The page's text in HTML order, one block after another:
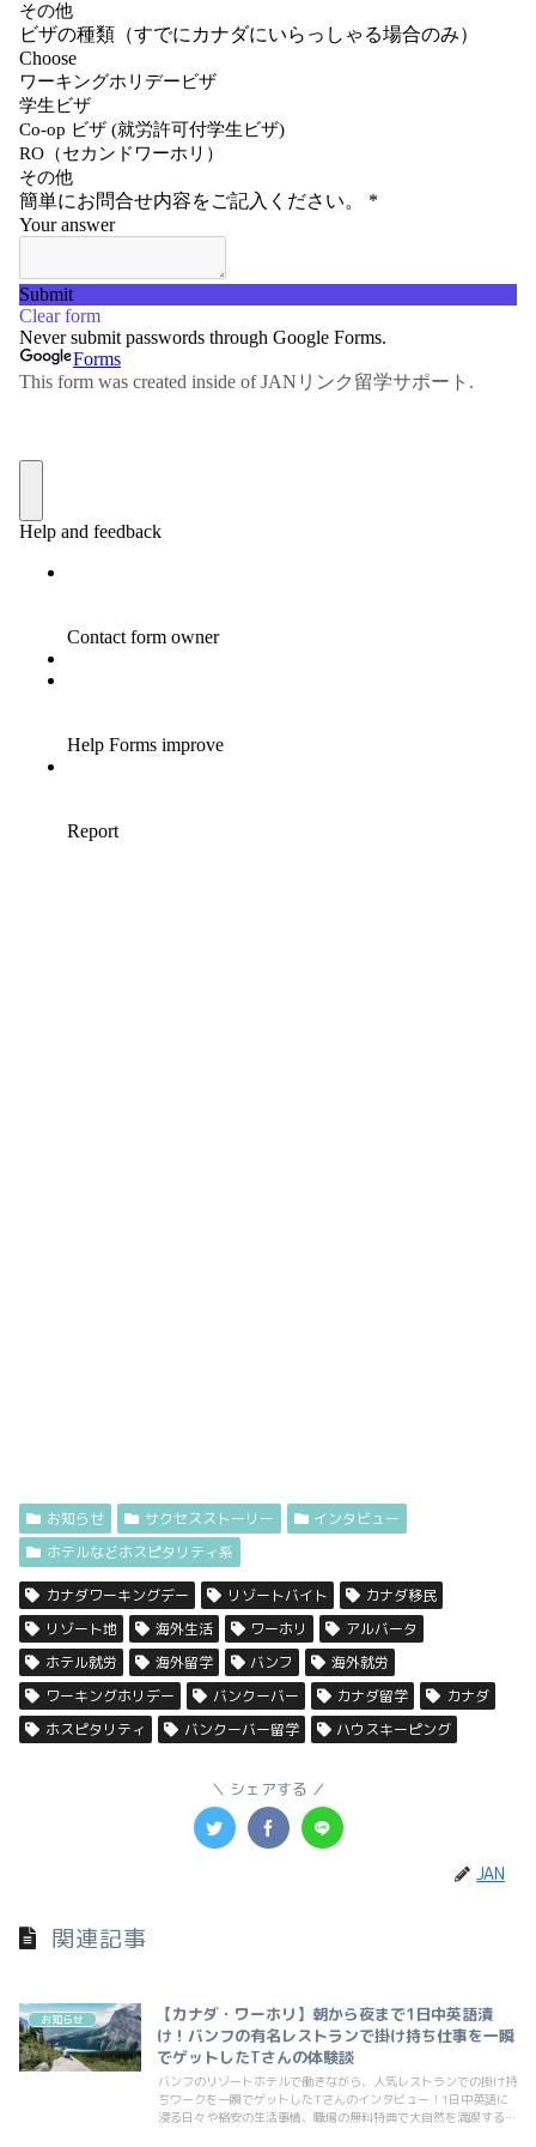
お知らせ サクセスストーリー
インタビュー
ホテルなどホスピタリティ系
カナダワーキングデー リゾートバイト
カナダ移民
リゾート地
海外生活 ワーホリ
アルバータ
ホテル就労
海外留学 バンフ
海外就労
ワーキングホリデー
バンクーバー カナダ留学
カナダ
ホスピタリティ
バンクーバー留学 ハウスキーピング
シェアする
JAN
関連記事
お知らせ
【カナダ・ワーホリ】朝から夜まで1日中英語漬
け！バンフの有名レストランで掛け持ち仕事を一瞬
でゲットしたTさんの体験談
バンフのリゾートホテルで働きながら、人気レストランでの掛け持
ちワークを一瞬でゲットしたTさんのインタビュー！1日中英語に
浸る日々や格安の生活事情、職場の無料特典で大自然を満喫する休